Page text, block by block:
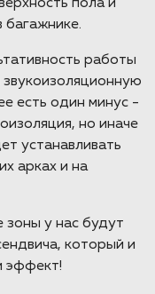
пола и
багажнике.
работы
есть один минус -
но иначе
устанавливать
арках и на
зоны у нас будут
который и
эффект!